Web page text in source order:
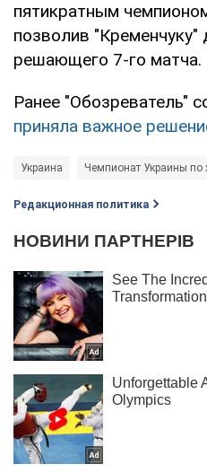
пятикратным
позволив
решающего 7-го матча.
Ранее "Обозреватель"
приняла важное
Украина Чемпионат Украины по
Редакционная политика